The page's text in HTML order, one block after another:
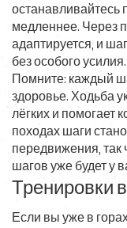
останавливайтесь
медленнее. Через
адаптируется, и
без особого усилия.
Помните: каждый
здоровье. Ходьба
лёгких и помогает
походах шаги
передвижения, так
шагов уже будет у
Тренировки
Если вы уже в